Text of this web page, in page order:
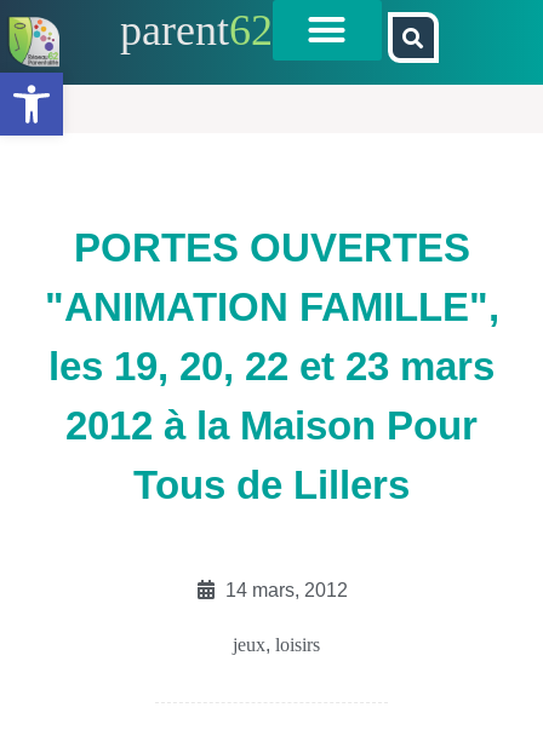
Ouvrir la barre d’outils
parent62
PORTES OUVERTES
"ANIMATION FAMILLE",
les 19, 20, 22 et 23 mars
2012 à la Maison Pour
Tous de Lillers
14 mars, 2012
jeux, loisirs